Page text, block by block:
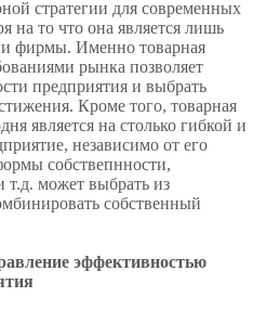
стратегии для современных
на то что она является лишь
фирмы. Именно товарная
рынка позволяет
предприятия и выбрать
Кроме того, товарная
является на столько гибкой и
независимо от его
собствепнности,
т.д. может выбрать из
собственный
эффективностью